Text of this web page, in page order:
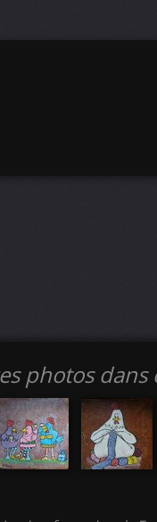
photos dans